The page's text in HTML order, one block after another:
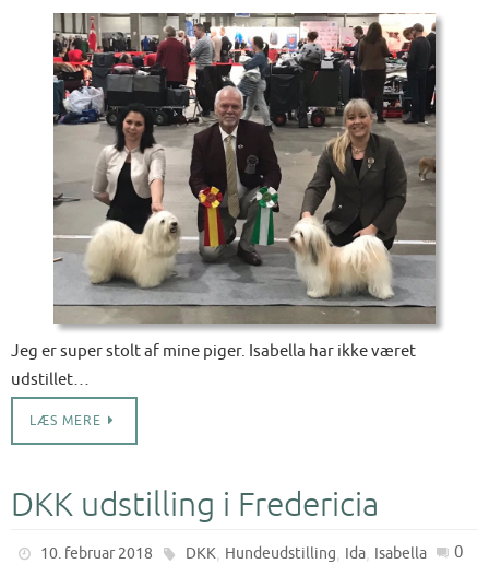
Jeg er super stolt af mine piger. Isabella har ikke været
udstillet…
LÆS MERE
DKK udstilling i Fredericia
10. februar 2018 DKK, Hundeudstilling, Ida, Isabella 0